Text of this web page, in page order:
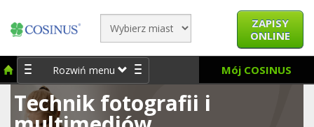
ZAPISY
ONLINE
Rozwiń menu Mój COSINUS
Technik fotografii i